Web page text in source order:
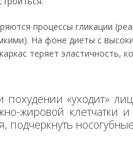
процессы гликации
На фоне диеты с
теряет эластичность,
похудении «уходит»
жировой клетчатки
подчеркнуть